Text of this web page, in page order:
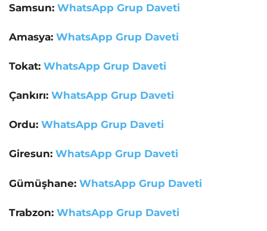
Samsun: WhatsApp Grup Daveti
Amasya: WhatsApp Grup Daveti
Tokat: WhatsApp Grup Daveti
Çankırı: WhatsApp Grup Daveti
Ordu: WhatsApp Grup Daveti
Giresun: WhatsApp Grup Daveti
Gümüşhane: WhatsApp Grup Daveti
Trabzon: WhatsApp Grup Daveti